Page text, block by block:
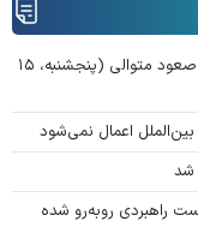
طلای جهانی به اوج ۷ هفته‌ای رسید/چهارمین روز صعود متوالی (پنجشنبه، ۱۵
اعمال نمی‌شود
راهبردی روبه‌رو شده